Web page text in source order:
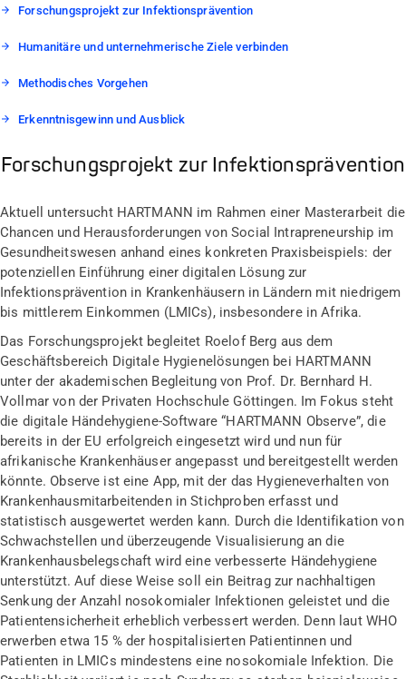
Forschungsprojekt zur Infektionsprävention
Humanitäre und unternehmerische Ziele verbinden
Methodisches Vorgehen
Erkenntnisgewinn und Ausblick
Forschungsprojekt zur Infektionsprävention
Aktuell untersucht HARTMANN im Rahmen einer Masterarbeit die
Chancen und Herausforderungen von Social Intrapreneurship im
Gesundheitswesen anhand eines konkreten Praxisbeispiels: der
potenziellen Einführung einer digitalen Lösung zur
Infektionsprävention in Krankenhäusern in Ländern mit niedrigem
bis mittlerem Einkommen (LMICs), insbesondere in Afrika.
Das Forschungsprojekt begleitet Roelof Berg aus dem
Geschäftsbereich Digitale Hygienelösungen bei HARTMANN
unter der akademischen Begleitung von Prof. Dr. Bernhard H.
Vollmar von der Privaten Hochschule Göttingen. Im Fokus steht
die digitale Händehygiene-Software “HARTMANN Observe”, die
bereits in der EU erfolgreich eingesetzt wird und nun für
afrikanische Krankenhäuser angepasst und bereitgestellt werden
könnte. Observe ist eine App, mit der das Hygieneverhalten von
Krankenhausmitarbeitenden in Stichproben erfasst und
statistisch ausgewertet werden kann. Durch die Identifikation von
Schwachstellen und überzeugende Visualisierung an die
Krankenhausbelegschaft wird eine verbesserte Händehygiene
unterstützt. Auf diese Weise soll ein Beitrag zur nachhaltigen
Senkung der Anzahl nosokomialer Infektionen geleistet und die
Patientensicherheit erheblich verbessert werden. Denn laut WHO
erwerben etwa 15 % der hospitalisierten Patientinnen und
Patienten in LMICs mindestens eine nosokomiale Infektion. Die